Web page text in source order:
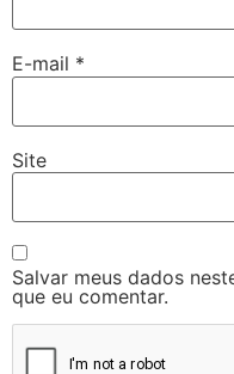
E-mail *
Site
Salvar meus dados
que eu comentar.